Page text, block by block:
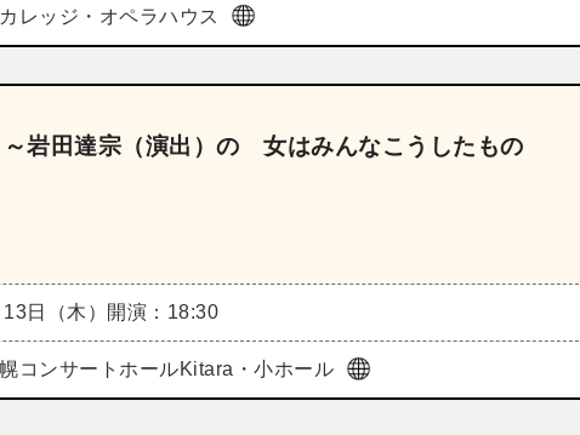
レッジ・オペラハウス
～岩田達宗（演出）の 女はみんなこうしたもの
日（木） 開演：18:30
コンサートホールKitara・小ホール